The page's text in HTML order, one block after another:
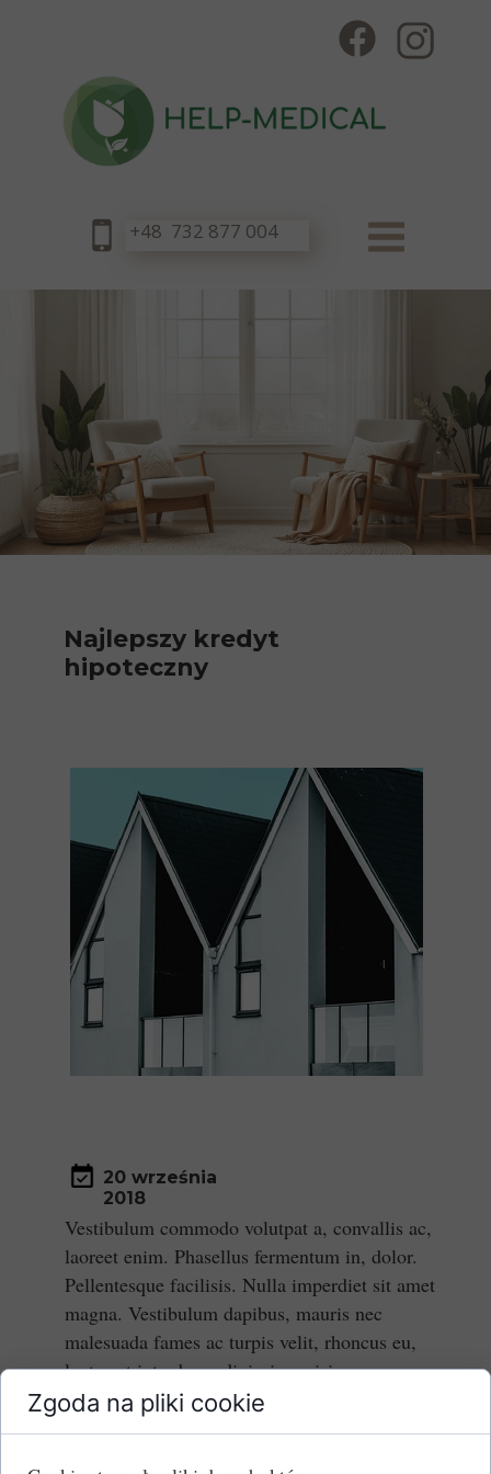
20 września
2018
Vestibulum commodo volutpat a, convallis ac,
laoreet enim. Phasellus fermentum in, dolor.
Pellentesque facilisis. Nulla imperdiet sit amet
magna. Vestibulum dapibus, mauris nec
malesuada fames ac turpis velit, rhoncus eu,
luctus et interdum adipiscing wisi.
Aliquam erat ac ipsum. Integer aliquam purus.
Najlepszy kredyt
hipoteczny
+48 732 877 004
Zgoda na pliki cookie